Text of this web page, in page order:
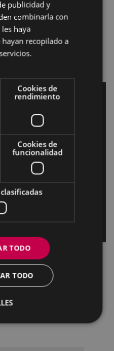
de 12 años.
Depp
publicidad y
combinarla con
haya
recopilado a
Cookies de
rendimiento
Cookies de
funcionalidad
TODO
TODO